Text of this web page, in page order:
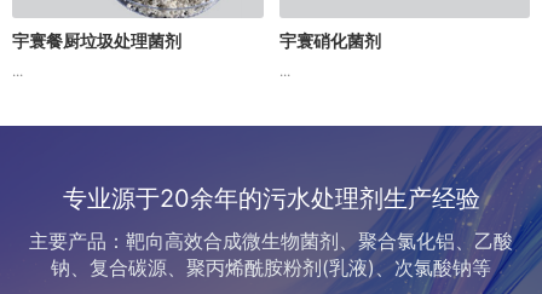
宇寰餐厨垃圾处理菌剂
...
宇寰硝化菌剂
...
专业源于20余年的污水处理剂生产经验
主要产品：靶向高效合成微生物菌剂、聚合氯化铝、乙酸
钠、复合碳源、聚丙烯酰胺粉剂(乳液)、次氯酸钠等